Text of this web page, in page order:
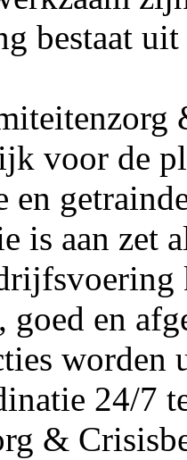
bestaat
voor de
en
is aan zet
goed en
24/7
&